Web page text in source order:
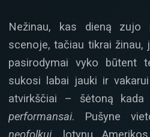
Nežinau, kas dieną zujo
scenoje, tačiau tikrai žinau,
pasirodymai vyko būtent
sukosi labai jauki ir
atvirkščiai – šėtoną kada
performansai. Pušyne
neofolkui, lotynų